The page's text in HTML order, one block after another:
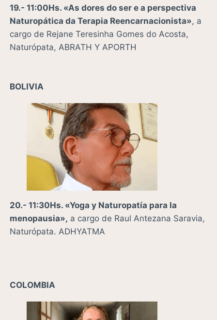
19.- 11:00Hs. «As dores do ser e a perspectiva
Naturopática da Terapia Reencarnacionista», a
cargo de Rejane Teresinha Gomes do Acosta,
Naturópata, ABRATH Y APORTH
BOLIVIA
20.- 11:30Hs. «Yoga y Naturopatía para la
menopausia», a cargo de Raul Antezana Saravia,
Naturópata. ADHYATMA
COLOMBIA